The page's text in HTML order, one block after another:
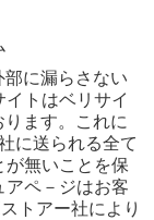
に漏らさない
トはベリサイ
ます。これに
に送られる全て
が無いことを保
アペ－ジはお客
トアー社により